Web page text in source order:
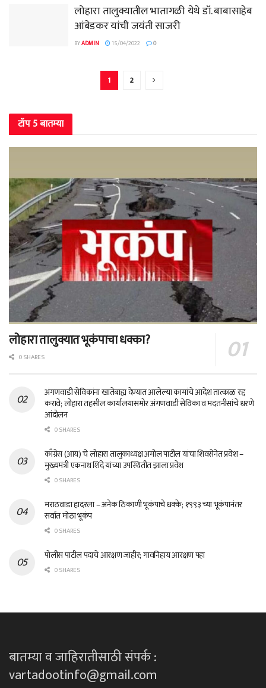
लोहारा तालुक्यातील भातागळी येथे डॉ. बाबासाहेब
आंबेडकर यांची जयंती साजरी
BYADMIN 15/04/2022 0
1 2
टॉप 5 बातम्या
लोहारा तालुक्यात भूकंपाचा धक्का?
0 SHARES
अंगणवाडी सेविकांना खातेबाह्य देण्यात आलेल्या कामांचे आदेश तात्काळ रद्द
करावे; लोहारा तहसील कार्यालयासमोर अंगणवाडी सेविका व मदतनीसांचे धरणे
आंदोलन
0 SHARES
काँग्रेस (आय) चे लोहारा तालुकाध्यक्ष अमोल पाटील यांचा शिवसेनेत प्रवेश –
मुख्यमंत्री एकनाथ शिंदे यांच्या उपस्थितीत झाला प्रवेश
0 SHARES
मराठवाडा हादरला – अनेक ठिकाणी भूकंपाचे धक्के; १९९३ च्या भूकंपानंतर
सर्वात मोठा भूकंप
0 SHARES
पोलीस पाटील पदाचे आरक्षण जाहीर; गावनिहाय आरक्षण पहा
0 SHARES
बातम्या व जाहिरातीसाठी संपर्क :
vartadootinfo@gmail.com